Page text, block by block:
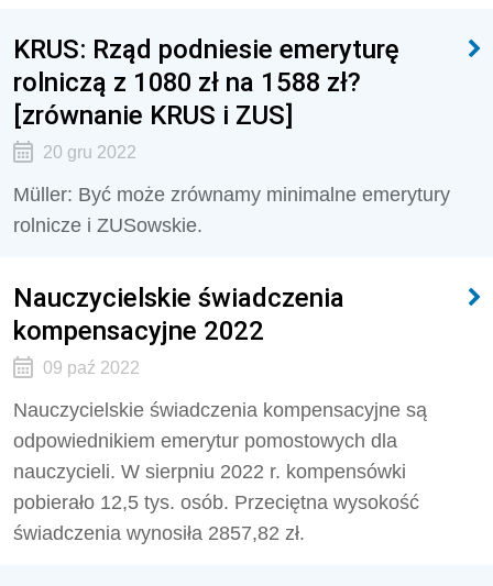
KRUS: Rząd podniesie emeryturę
rolniczą z 1080 zł na 1588 zł?
[zrównanie KRUS i ZUS]
20 gru 2022
Müller: Być może zrównamy minimalne emerytury
rolnicze i ZUSowskie.
Nauczycielskie świadczenia
kompensacyjne 2022
09 paź 2022
Nauczycielskie świadczenia kompensacyjne są
odpowiednikiem emerytur pomostowych dla
nauczycieli. W sierpniu 2022 r. kompensówki
pobierało 12,5 tys. osób. Przeciętna wysokość
świadczenia wynosiła 2857,82 zł.